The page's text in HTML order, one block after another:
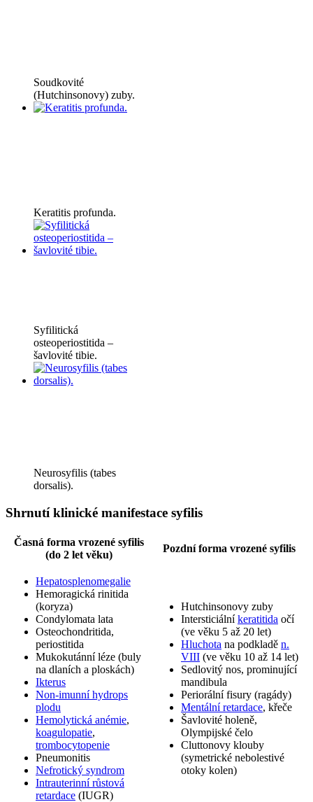
Soudkovité
(Hutchinsonovy) zuby.
Keratitis profunda.
Syfilitická
osteoperiostitida –
šavlovité tibie.
Neurosyfilis (tabes
dorsalis).
Shrnutí klinické manifestace syfilis
Časná forma vrozené syfilis
(do 2 let věku)
Pozdní forma vrozené syfilis
Hepatosplenomegalie
Hemoragická rinitida
(koryza)
Condylomata lata
Osteochondritida,
periostitida
Mukokutánní léze (buly
na dlaních a ploskách)
Ikterus
Non-imunní hydrops
plodu
Hemolytická anémie,
koagulopatie,
trombocytopenie
Pneumonitis
Nefrotický syndrom
Intrauterinní růstová
retardace (IUGR)
Hutchinsonovy zuby
Intersticiálníkeratitida očí
(ve věku 5 až 20 let)
Hluchota na podkladě n.
VIII (ve věku 10 až 14 let)
Sedlovitý nos, prominující
mandibula
Periorální fisury (ragády)
Mentální retardace, křeče
Šavlovité holeně,
Olympijské čelo
Cluttonovy klouby
(symetrické nebolestivé
otoky kolen)